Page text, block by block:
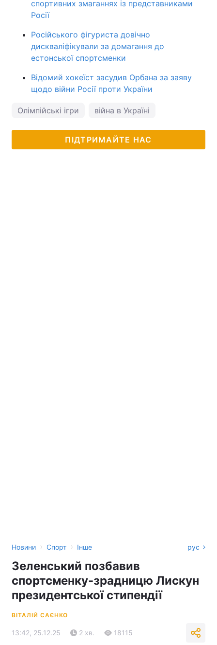
спортивних змаганнях із представниками
Росії
Російського фігуриста довічно
дискваліфікували за домагання до
естонської спортсменки
Відомий хокеїст засудив Орбана за заяву
щодо війни Росії проти України
Олімпійські ігри війна в Україні
ПІДТРИМАЙТЕ НАС
Новини › Спорт › Інше рус
Зеленський позбавив
спортсменку-зрадницю Лискун
президентської стипендії
ВІТАЛІЙ САЄНКО
13:42, 25.12.25 2 хв. 18115